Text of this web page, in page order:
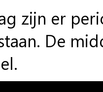
zijn er
De